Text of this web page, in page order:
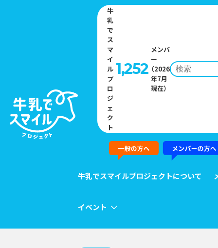
牛
乳
で
ス
マ
イ
ル
プ
ロ
ジ
ェ
ク
ト
1,252
メンバ
ー
（2026
年7月
現在）
牛乳でスマイルプロジェクトについて
コンクール受賞レシピ
イベント
「北海道のむヨーグルト もも」4月1日（水）よ
り期間限定発売中
NEWS
ニュース